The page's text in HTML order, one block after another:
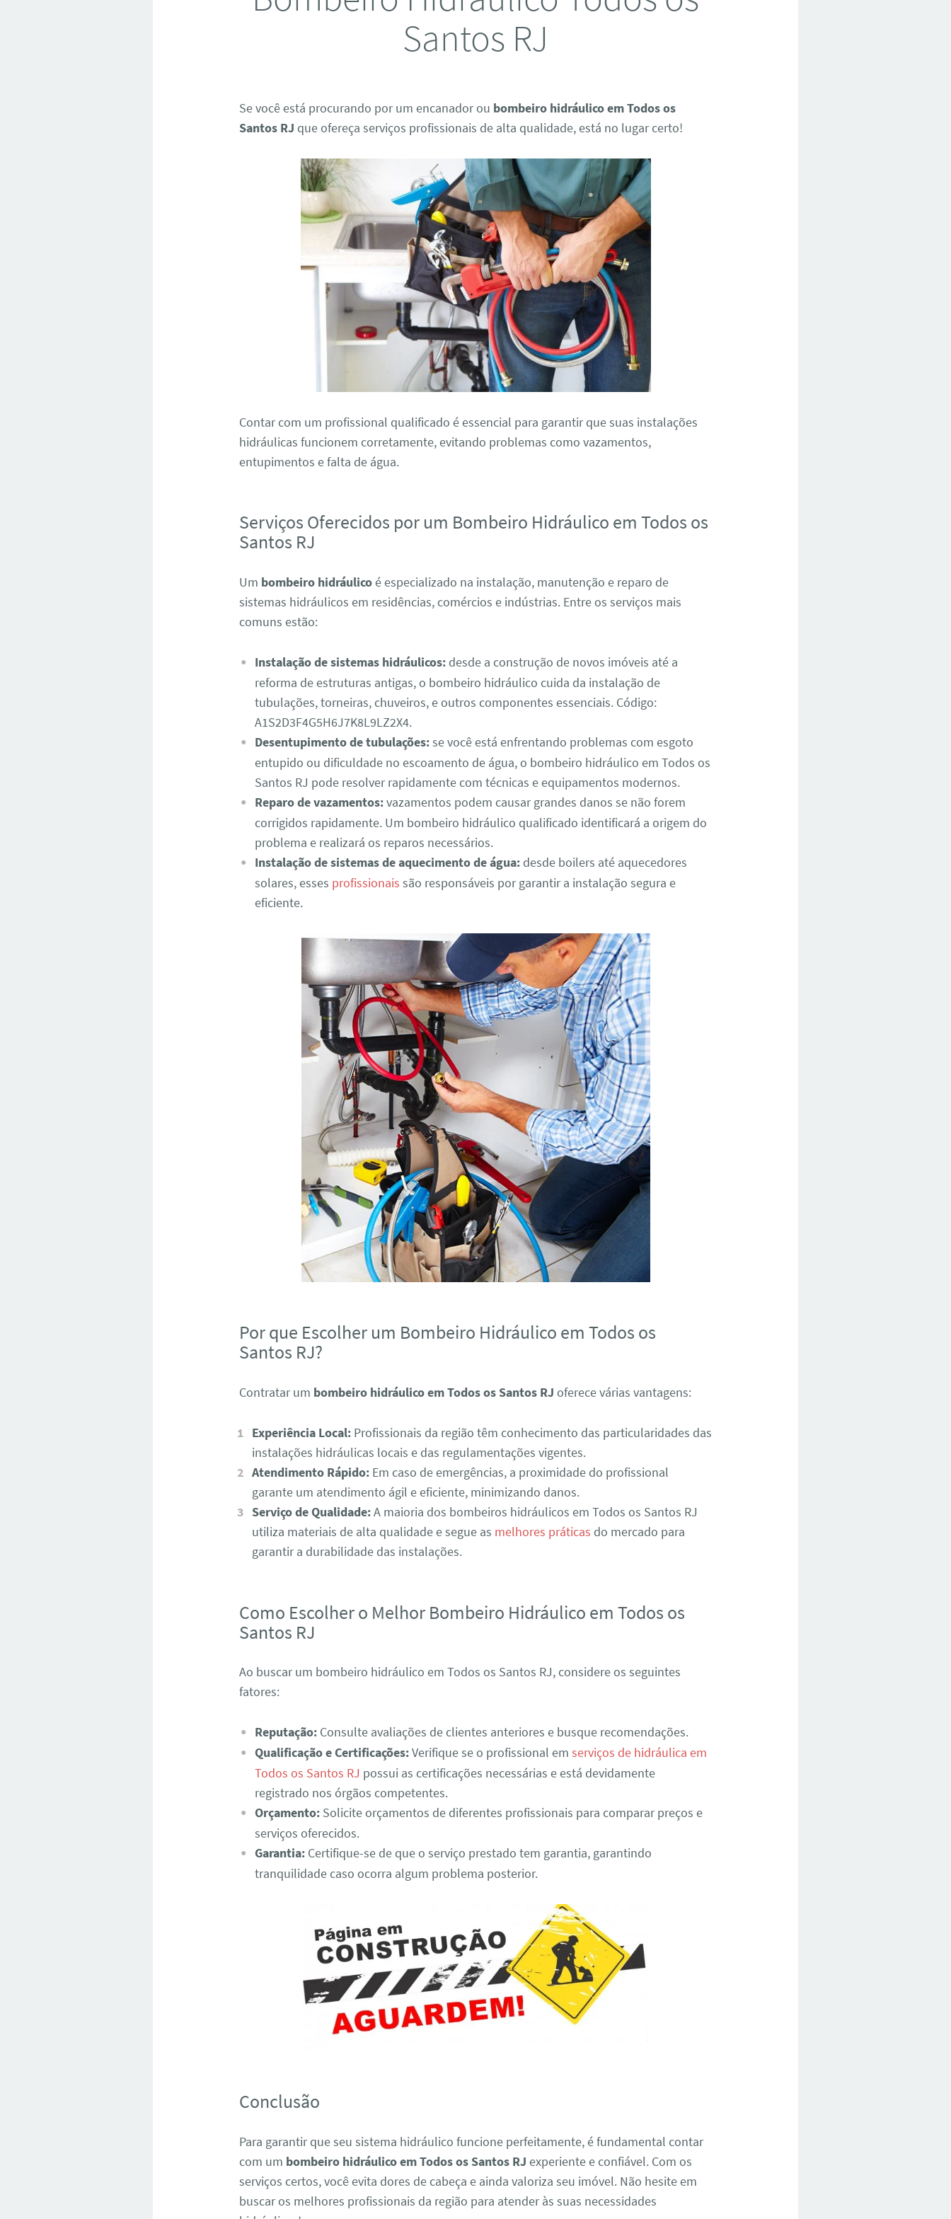
Santos RJ
Se você está procurando por um encanador ou bombeiro hidráulico em Todos os
Santos RJ que ofereça serviços profissionais de alta qualidade, está no lugar certo!
Contar com um profissional qualificado é essencial para garantir que suas instalações
hidráulicas funcionem corretamente, evitando problemas como vazamentos,
entupimentos e falta de água.
Serviços Oferecidos por um Bombeiro Hidráulico em Todos os
Santos RJ
Um bombeiro hidráulicoé especializado na instalação, manutenção e reparo de
sistemas hidráulicos em residências, comércios e indústrias. Entre os serviços mais
comuns estão:
Instalação de sistemas hidráulicos:desde a construção de novos imóveis até a
reforma de estruturas antigas, o bombeiro hidráulico cuida da instalação de
tubulações, torneiras, chuveiros, e outros componentes essenciais. Código:
A1S2D3F4G5H6J7K8L9LZ2X4.
Desentupimento de tubulações:se você está enfrentando problemas com esgoto
entupido ou dificuldade no escoamento de água, o bombeiro hidráulico em Todos os
Santos RJ pode resolver rapidamente com técnicas e equipamentos modernos.
Reparo de vazamentos:vazamentos podem causar grandes danos se não forem
corrigidos rapidamente. Um bombeiro hidráulico qualificado identificará a origem do
problema e realizará os reparos necessários.
Instalação de sistemas de aquecimento de água:desde boilers até aquecedores
solares, esses profissionais são responsáveis por garantir a instalação segura e
eficiente.
Por que Escolher um Bombeiro Hidráulico em Todos os
Santos RJ?
Contratar um bombeiro hidráulico em Todos os Santos RJ oferece várias vantagens:
Experiência Local:Profissionais da região têm conhecimento das particularidades das
instalações hidráulicas locais e das regulamentações vigentes.
Atendimento Rápido:Em caso de emergências, a proximidade do profissional
garante um atendimento ágil e eficiente, minimizando danos.
Serviço de Qualidade:A maioria dos bombeiros hidráulicos em Todos os Santos RJ
utiliza materiais de alta qualidade e segue as melhores práticas do mercado para
garantir a durabilidade das instalações.
Como Escolher o Melhor Bombeiro Hidráulico em Todos os
Santos RJ
Ao buscar um bombeiro hidráulico em Todos os Santos RJ, considere os seguintes
fatores:
Reputação:Consulte avaliações de clientes anteriores e busque recomendações.
Qualificação e Certificações:Verifique se o profissional em serviços de hidráulica em
Todos os Santos RJ possui as certificações necessárias e está devidamente
registrado nos órgãos competentes.
Orçamento:Solicite orçamentos de diferentes profissionais para comparar preços e
serviços oferecidos.
Garantia:Certifique-se de que o serviço prestado tem garantia, garantindo
tranquilidade caso ocorra algum problema posterior.
Conclusão
Para garantir que seu sistema hidráulico funcione perfeitamente, é fundamental contar
com um bombeiro hidráulico em Todos os Santos RJ experiente e confiável. Com os
serviços certos, você evita dores de cabeça e ainda valoriza seu imóvel. Não hesite em
buscar os melhores profissionais da região para atender às suas necessidades